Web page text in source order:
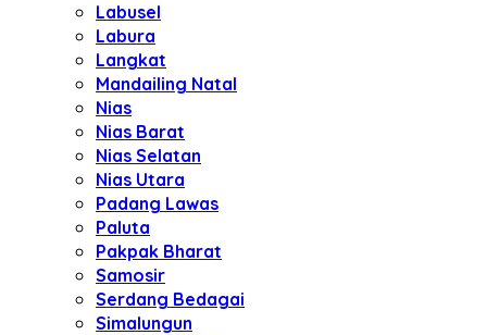
Labusel
Labura
Langkat
Mandailing Natal
Nias
Nias Barat
Nias Selatan
Nias Utara
Padang Lawas
Paluta
Pakpak Bharat
Samosir
Serdang Bedagai
Simalungun